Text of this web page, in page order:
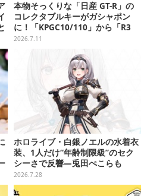
本物そっくりな「日産 GT-R」の
コレクタブルキーがガシャポン
に！「KPGC10/110」から「R3
5」まで歴代6種
2026.7.11
ホロライブ・白銀ノエルの水着衣
装、1人だけ“年齢制限級”のセク
シーさで反響―兎田ぺこらも
「こ、こんなことが許されていい
のか？」と興奮隠せず
2026.7.28